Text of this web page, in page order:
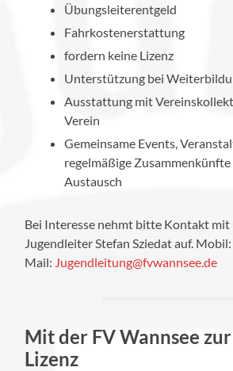
Übungsleiterentgeld
Fahrkostenerstattung
fordern keine Lizenz
Unterstützung bei
Ausstattung mit
Verein
Gemeinsame Events,
regelmäßige
Austausch
Bei Interesse nehmt bitte Kontakt mit
Jugendleiter Stefan Sziedat auf.
Mail: Jugendleitung@fvwannsee.de
Mit der FV Wannsee
Lizenz